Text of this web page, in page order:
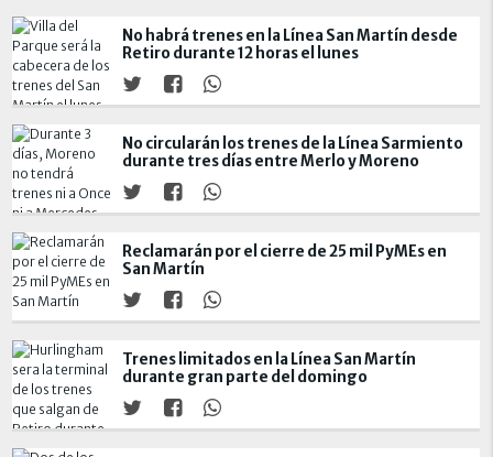
No habrá trenes en la Línea San Martín desde
Retiro durante 12 horas el lunes
No circularán los trenes de la Línea Sarmiento
durante tres días entre Merlo y Moreno
Reclamarán por el cierre de 25 mil PyMEs en
San Martín
Trenes limitados en la Línea San Martín
durante gran parte del domingo